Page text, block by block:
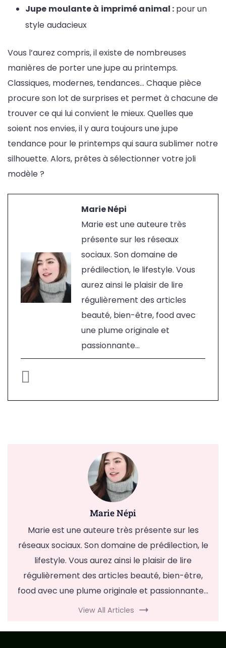
Jupe moulante à imprimé animal : pour un
style audacieux
Vous l’aurez compris, il existe de nombreuses
manières de porter une jupe au printemps.
Classiques, modernes, tendances… Chaque pièce
procure son lot de surprises et permet à chacune de
trouver ce qui lui convient le mieux. Quelles que
soient nos envies, il y aura toujours une jupe
tendance pour le printemps qui saura sublimer notre
silhouette. Alors, prêtes à sélectionner votre joli
modèle ?
Marie Népi
Marie est une auteure très
présente sur les réseaux
sociaux. Son domaine de
prédilection, le lifestyle. Vous
aurez ainsi le plaisir de lire
régulièrement des articles
beauté, bien-être, food avec
une plume originale et
passionnante...
Marie Népi
Marie est une auteure très présente sur les
réseaux sociaux. Son domaine de prédilection, le
lifestyle. Vous aurez ainsi le plaisir de lire
régulièrement des articles beauté, bien-être,
food avec une plume originale et passionnante...
View All Articles